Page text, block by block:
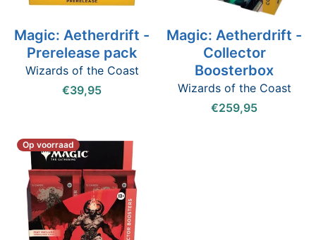
Magic: Aetherdrift -
Prerelease pack
Wizards of the Coast
€39,95
Magic: Aetherdrift -
Collector
Boosterbox
Wizards of the Coast
€259,95
Op voorraad